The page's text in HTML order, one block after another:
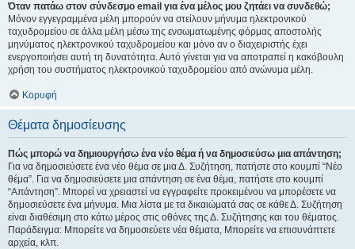
Όταν πατάω στον σύνδεσμο email για ένα μέλος μου ζητάει να συνδεθώ;
Μόνον εγγεγραμμένα μέλη μπορούν να στείλουν μήνυμα ηλεκτρονικού
ταχυδρομείου σε άλλα μέλη μέσω της ενσωματωμένης φόρμας αποστολής
μηνύματος ηλεκτρονικού ταχυδρομείου και μόνο αν ο διαχειριστής έχει
ενεργοποιήσει αυτή τη δυνατότητα. Αυτό γίνεται για να αποτραπεί η κακόβουλη
χρήση του συστήματος ηλεκτρονικού ταχυδρομείου από ανώνυμα μέλη.
Κορυφή
Θέματα δημοσίευσης
Πώς μπορώ να δημιουργήσω ένα νέο θέμα ή να δημοσιεύσω μια απάντηση;
Για να δημοσιεύσετε ένα νέο θέμα σε μια Δ. Συζήτηση, πατήστε στο κουμπί “Νέο
θέμα”. Για να δημοσιεύσετε μια απάντηση σε ένα θέμα, πατήστε στο κουμπί
“Απάντηση”. Μπορεί να χρειαστεί να εγγραφείτε προκειμένου να μπορέσετε να
δημοσιεύσετε ένα μήνυμα. Μια λίστα με τα δικαιώματά σας σε κάθε Δ. Συζήτηση
είναι διαθέσιμη στο κάτω μέρος στις οθόνες της Δ. Συζήτησης και του θέματος.
Παράδειγμα: Μπορείτε να δημοσιεύετε νέα θέματα, Μπορείτε να επισυνάπτετε
αρχεία, κλπ.